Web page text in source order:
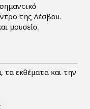
της Λέσβου.
μουσείο.
τα εκθέματα και την